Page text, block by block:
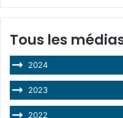
Tous les
2024
2023
2022